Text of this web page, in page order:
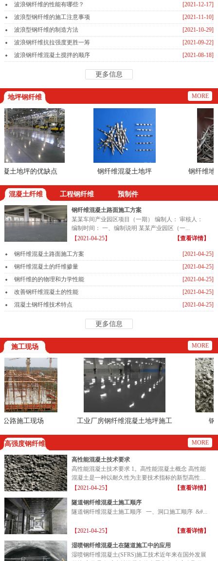
[2021-12-17]
波浪钢纤维的性能有哪些？
[2021-11-10]
波浪型钢纤维的施工注意事项
[2021-10-29]
波浪型钢纤维的制造方法
[2021-09-22]
波浪钢纤维抗拉强度更胜一筹
[2021-08-18]
波浪钢纤维混凝土搅拌的顺序
更多信息
地坪钢纤维 MORE
地坪的优缺点 钢纤维混凝土地坪 钢纤维地坪
混凝土纤维 工程钢纤维 预制件
钢纤维混凝土路面施工方案
某某车间产业园区项目（一期） 编制人： 审核人：
编制时间： 一、编制说明 某某产业园区（一...
【2021-04-25】
【查看详情】
[2021-04-25]
钢纤维混凝土路面施工方案
[2021-04-25]
钢纤维混凝土的纤维掺量
[2021-04-25]
钢纤维的的物理和力学性能
[2021-04-25]
改善钢纤维混凝土的性能
[2021-04-25]
混凝土钢纤维技术特点
更多信息
施工现场 MORE
施工现场
工业厂房钢纤维混凝土地坪施工
钢纤
高强度钢纤维 MORE
高性能混凝土技术要求
高性能混凝土技术要求 1。高性能混凝土概念 高性能
混凝土是一种以耐久性为主要技术指标的新型高性能
混凝土...
【2021-04-25】 【查看详情】
隧道钢纤维混凝土施工顺序
隧道钢纤维混凝土施工顺序 一、洞口施工顺序 &#...
【2021-04-25】 【查看详情】
湿喷钢纤维混凝土在隧道施工中的应用
湿喷钢纤维混凝土(SFRS)施工技术近年来在国外发展